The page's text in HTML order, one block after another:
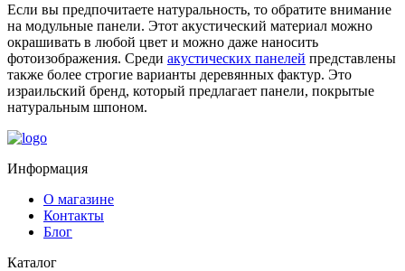
Если вы предпочитаете натуральность, то обратите внимание
на модульные панели. Этот акустический материал можно
окрашивать в любой цвет и можно даже наносить
фотоизображения. Среди акустических панелей представлены
также более строгие варианты деревянных фактур. Это
израильский бренд, который предлагает панели, покрытые
натуральным шпоном.
Информация
О магазине
Контакты
Блог
Каталог